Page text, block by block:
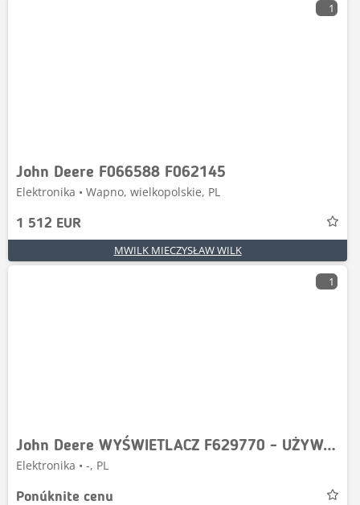
1
John Deere F066588 F062145
Elektronika • Wapno, wielkopolskie, PL
1 512 EUR
MWILK MIECZYSŁAW WILK
1
John Deere WYŚWIETLACZ F629770 - UŻYWANY
Elektronika • -, PL
Ponúknite cenu